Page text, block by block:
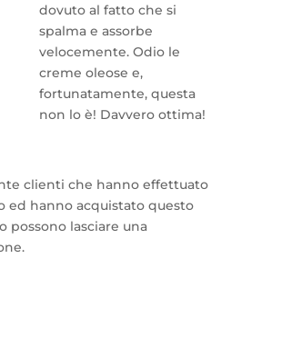
dovuto al fatto che si
spalma e assorbe
velocemente. Odio le
creme oleose e,
fortunatamente, questa
non lo è! Davvero ottima!
clienti che hanno effettuato
ed hanno acquistato questo
possono lasciare una